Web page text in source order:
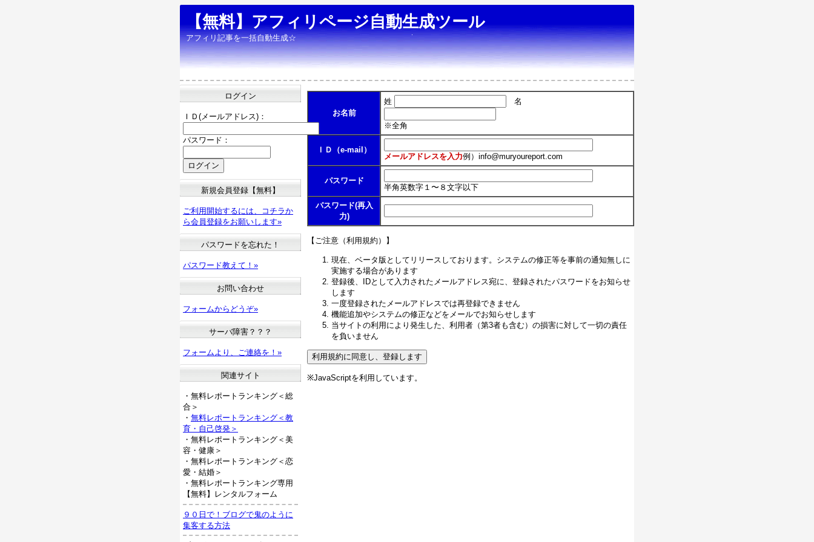
【無料】アフィリページ自動生成ツール
アフィリ記事を一括自動生成☆
お名前
姓 名
※全角
ＩＤ（e-mail）
メールアドレスを入力例） info@muryoureport.com
パスワード
半角英数字１〜８文字以下
パスワード(再入
力)
【ご注意（利用規約）】
現在、ベータ版としてリリースしております。システムの修正等を事前の通知無しに
実施する場合があります
登録後、IDとして入力されたメールアドレス宛に、登録されたパスワードをお知らせ
します
一度登録されたメールアドレスでは再登録できません
機能追加やシステムの修正などをメールでお知らせします
当サイトの利用により発生した、利用者（第3者も含む）の損害に対して一切の責任
を負いません
※JavaScriptを利用しています。
ログイン
ＩＤ(メールアドレス)：
パスワード：
新規会員登録【無料】
ご利用開始するには、コチラか
ら会員登録をお願いします»
パスワードを忘れた！
パスワード教えて！»
お問い合わせ
フォームからどうぞ»
サーバ障害？？？
フォームより、ご連絡を！»
関連サイト
・無料レポートランキング＜総
合＞
・ 無料レポートランキング＜教
育・自己啓発＞
・無料レポートランキング＜美
容・健康＞
・無料レポートランキング＜恋
愛・結婚＞
・無料レポートランキング専用
【無料】レンタルフォーム
９０日で！ブログで鬼のように
集客する方法